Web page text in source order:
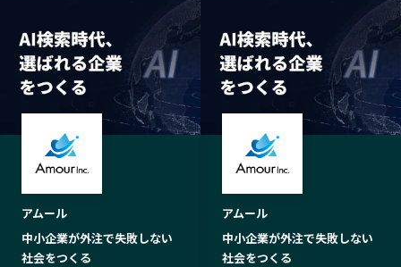
アムール
中小企業が外注で失敗しない
社会をつくる
アムール
中小企業が外注で失敗しない
社会をつくる